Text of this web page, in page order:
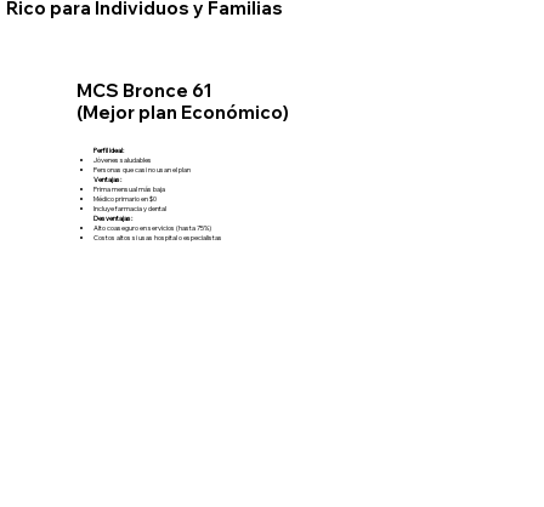
Rico para Individuos y Familias
MCS Bronce 61
(Mejor plan Económico)
Perfil ideal:
Jóvenes saludables
Personas que casi no usan el plan
Ventajas:
Prima mensual más baja
Médico primario en $0
Incluye farmacia y dental
Desventajas:
Alto coaseguro en servicios (hasta 75%)
Costos altos si usas hospital o especialistas